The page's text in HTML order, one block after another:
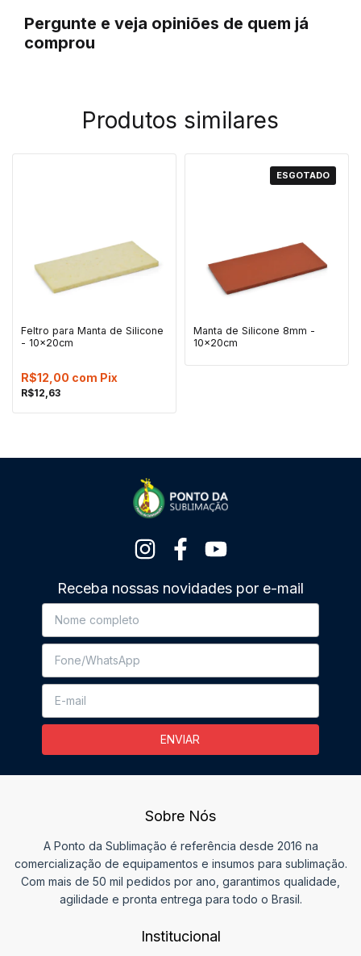
Pergunte e veja opiniões de quem já
comprou
Produtos similares
Feltro para Manta de Silicone
- 10x20cm
R$12,63
R$12,00 com Pix
ESGOTADO
Manta de Silicone 8mm -
10x20cm
Receba nossas novidades por e-mail
Sobre Nós
A Ponto da Sublimação é referência desde 2016 na
comercialização de equipamentos e insumos para sublimação.
Com mais de 50 mil pedidos por ano, garantimos qualidade,
agilidade e pronta entrega para todo o Brasil.
Institucional